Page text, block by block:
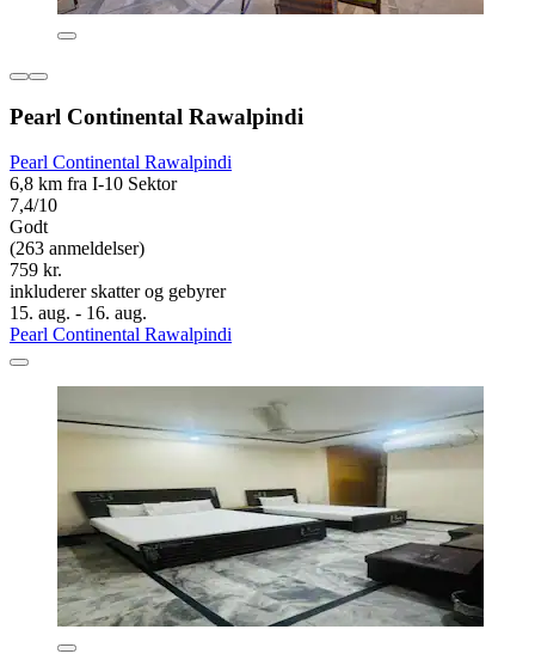
Pearl Continental Rawalpindi
Pearl Continental Rawalpindi
6,8 km fra I-10 Sektor
7,4/10
Godt
(263 anmeldelser)
759 kr.
inkluderer skatter og gebyrer
15. aug. - 16. aug.
Pearl Continental Rawalpindi